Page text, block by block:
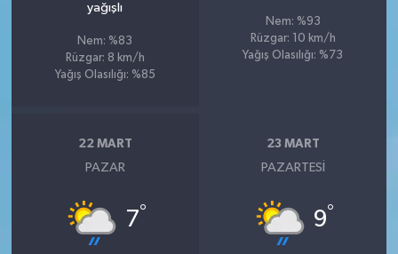
yağışlı
Nem: %83
Rüzgar: 8 km/h
Yağış Olasılığı: %85
Nem: %93
Rüzgar: 10 km/h
Yağış Olasılığı: %73
22 MART
PAZAR
7°
23 MART
PAZARTESI
9°